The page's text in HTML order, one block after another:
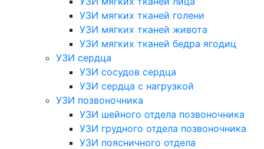
УЗИ мягких тканей голени
УЗИ мягких тканей живота
УЗИ мягких тканей бедра ягодиц
УЗИ сердца
УЗИ сосудов сердца
УЗИ сердца с нагрузкой
УЗИ позвоночника
УЗИ шейного отдела позвоночника
УЗИ грудного отдела позвоночника
УЗИ поясничного отдела